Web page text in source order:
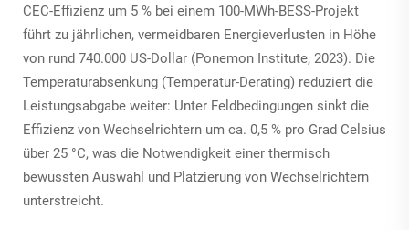
CEC-Effizienz um 5 % bei einem 100-MWh-BESS-Projekt
führt zu jährlichen, vermeidbaren Energieverlusten in Höhe
von rund 740.000 US-Dollar (Ponemon Institute, 2023). Die
Temperaturabsenkung (Temperatur-Derating) reduziert die
Leistungsabgabe weiter: Unter Feldbedingungen sinkt die
Effizienz von Wechselrichtern um ca. 0,5 % pro Grad Celsius
über 25 °C, was die Notwendigkeit einer thermisch
bewussten Auswahl und Platzierung von Wechselrichtern
unterstreicht.